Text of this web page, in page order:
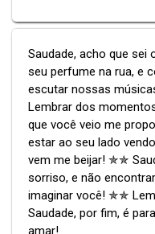
Saudade, acho que sei
seu perfume na rua, e
escutar nossas
Lembrar dos
que você veio me
estar ao seu lado
vem me beijar! ✯✯
sorriso, e não
imaginar você! ✯✯
Saudade, por fim, é
amar!